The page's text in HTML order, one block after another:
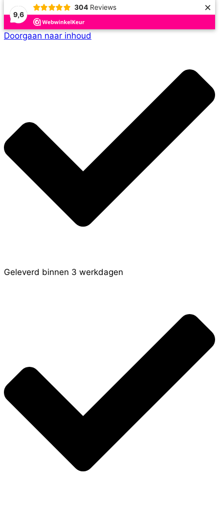
9,6
304 Reviews ×
Doorgaan naar inhoud
Geleverd binnen 3 werkdagen